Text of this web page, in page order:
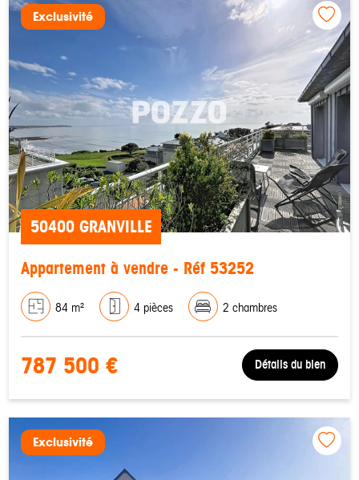
Exclusivité
50400 GRANVILLE
Appartement à vendre - Réf 53252
84 m² 4 pièces 2 chambres
787 500 € Détails du bien
Exclusivité